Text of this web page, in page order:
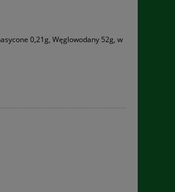
0,21g, Węglowodany 52g, w